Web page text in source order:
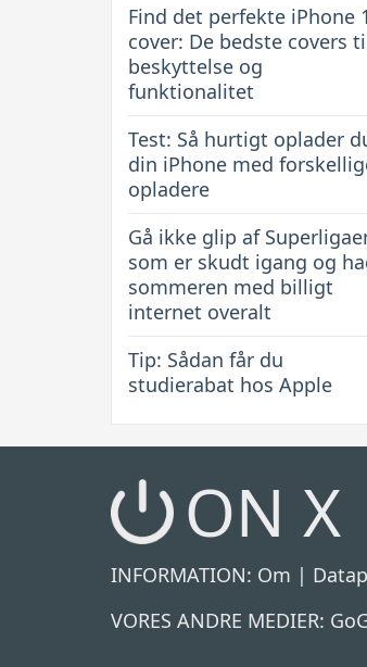
Find det perfekte iPhone
cover: De bedste covers
beskyttelse og
funktionalitet
Test: Så hurtigt oplader
din iPhone med
opladere
Gå ikke glip af
som er skudt igang og
sommeren med billigt
internet overalt
Tip: Sådan får du
studierabat hos Apple
ON X
INFORMATION: Om |
VORES ANDRE MEDIER: